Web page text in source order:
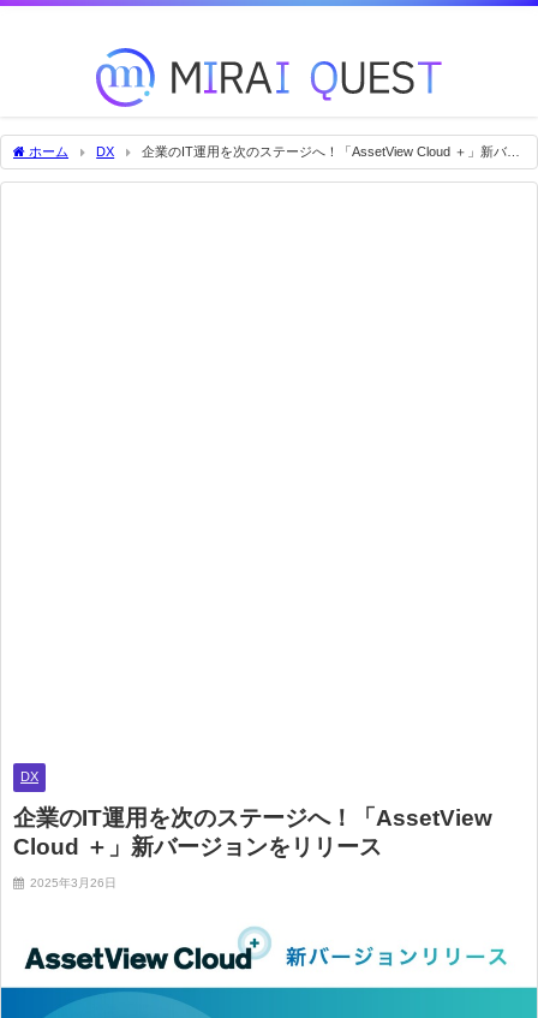
ホーム DX
企業のIT運用を次のステージへ！「AssetView Cloud ＋」新バー
ジョンをリリース
DX
企業のIT運用を次のステージへ！「AssetView
Cloud ＋」新バージョンをリリース
2025年3月26日